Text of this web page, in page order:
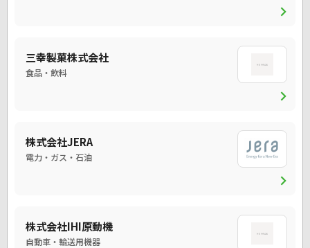
chevron_right
三幸製菓株式会社
食品・飲料
chevron_right
株式会社JERA
電力・ガス・石油
chevron_right
株式会社IHI原動機
自動車・輸送用機器